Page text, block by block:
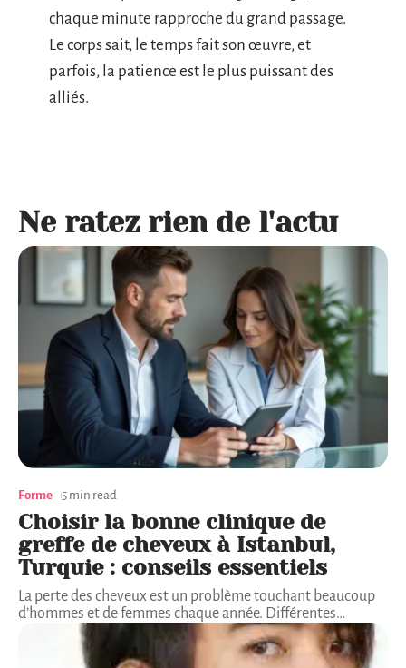
chaque minute rapproche du grand passage.
Le corps sait, le temps fait son œuvre, et
parfois, la patience est le plus puissant des
alliés.
Ne ratez rien de l'actu
Forme 5 min read
Choisir la bonne clinique de
greffe de cheveux à Istanbul,
Turquie : conseils essentiels
La perte des cheveux est un problème touchant beaucoup
d’hommes et de femmes chaque année. Différentes…